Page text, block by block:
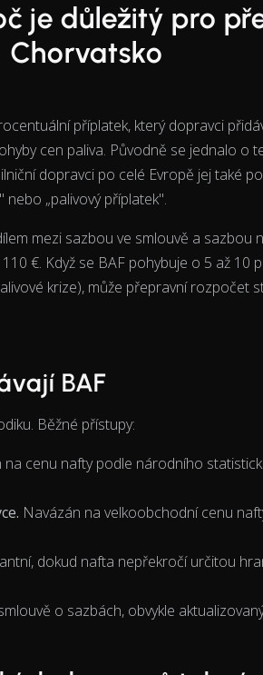
je důležitý pro
Chorvatsko
příplatek, který dopravci
cen paliva. Původně se jednalo o
dopravci po celé Evropě jej také
„palivový příplatek".
mezi sazbou ve smlouvě a sazbou
€. Když se BAF pohybuje o 5 až 10
krize), může přepravní rozpočet
BAF
Běžné přístupy:
na cenu nafty podle národního
Navázán na velkoobchodní cenu
dokud nafta nepřekročí určitou
o sazbách, obvykle